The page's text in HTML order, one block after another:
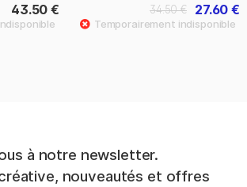
43.50 € 27.60 €
34.50 €
à notre newsletter.
nouveautés et offres